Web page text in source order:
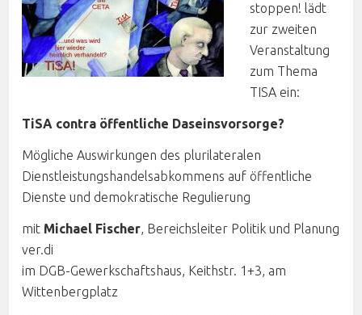
stoppen! lädt
zur zweiten
Veranstaltung
zum Thema
TISA ein:
TiSA contra öffentliche Daseinsvorsorge?
Mögliche Auswirkungen des plurilateralen
Dienstleistungs­handelsabkommens auf öffentliche
Dienste und demokratische Regulierung
mit Michael Fischer, Bereichsleiter Politik und Planung
ver.di
im DGB-Gewerkschaftshaus, Keithstr. 1+3, am
Wittenbergplatz